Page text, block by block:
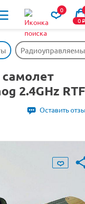
0
0o
2.4GHz RTF
Оставить